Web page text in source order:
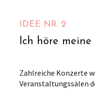
IDEE NR. 2
Ich höre
Zahlreiche Konzerte
Veranstaltungssälen